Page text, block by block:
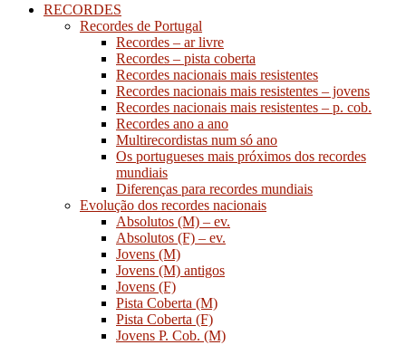
RECORDES
Recordes de Portugal
Recordes – ar livre
Recordes – pista coberta
Recordes nacionais mais resistentes
Recordes nacionais mais resistentes – jovens
Recordes nacionais mais resistentes – p. cob.
Recordes ano a ano
Multirecordistas num só ano
Os portugueses mais próximos dos recordes
mundiais
Diferenças para recordes mundiais
Evolução dos recordes nacionais
Absolutos (M) – ev.
Absolutos (F) – ev.
Jovens (M)
Jovens (M) antigos
Jovens (F)
Pista Coberta (M)
Pista Coberta (F)
Jovens P. Cob. (M)